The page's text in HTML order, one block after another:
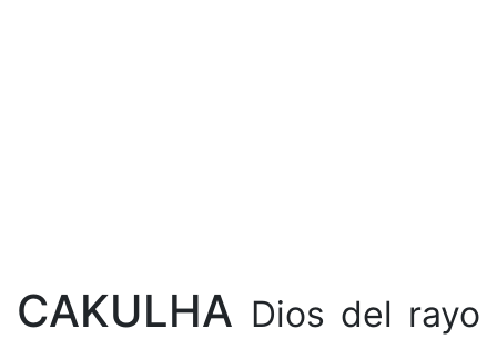
CAKULHA Dios del rayo